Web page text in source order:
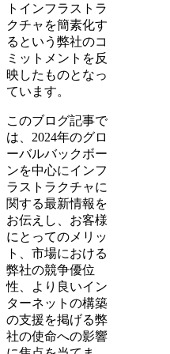
トインフラストラ
クチャを簡素化す
るという弊社のコ
ミットメントを反
映したものとなっ
ています。
このブログ記事で
は、2024年のグロ
ーバルバックボー
ンを中心にインフ
ラストラクチャに
関する最新情報を
お伝えし、お客様
にとってのメリッ
ト、市場における
弊社の競争優位
性、より良いイン
ターネットの構築
の支援を掲げる弊
社の使命への影響